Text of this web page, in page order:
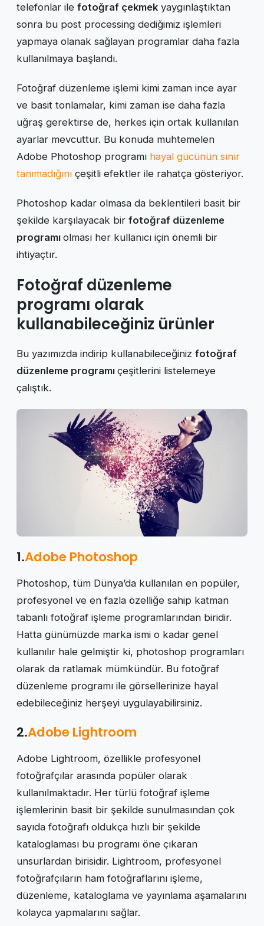
telefonlar ile fotoğraf çekmek yaygınlaştıktan
sonra bu post processing dediğimiz işlemleri
yapmaya olanak sağlayan programlar daha fazla
kullanılmaya başlandı.
Fotoğraf düzenleme işlemi kimi zaman ince ayar
ve basit tonlamalar, kimi zaman ise daha fazla
uğraş gerektirse de, herkes için ortak kullanılan
ayarlar mevcuttur. Bu konuda muhtemelen
Adobe Photoshop programı hayal gücünün sınır
tanımadığını çeşitli efektler ile rahatça gösteriyor.
Photoshop kadar olmasa da beklentileri basit bir
şekilde karşılayacak bir fotoğraf düzenleme
programı olması her kullanıcı için önemli bir
ihtiyaçtır.
Fotoğraf düzenleme
programı olarak
kullanabileceğiniz ürünler
Bu yazımızda indirip kullanabileceğiniz fotoğraf
düzenleme programı çeşitlerini listelemeye
çalıştık.
1.Adobe Photoshop
Photoshop, tüm Dünya’da kullanılan en popüler,
profesyonel ve en fazla özelliğe sahip katman
tabanlı fotoğraf işleme programlarından biridir.
Hatta günümüzde marka ismi o kadar genel
kullanılır hale gelmiştir ki, photoshop programları
olarak da ratlamak mümkündür. Bu fotoğraf
düzenleme programı ile görsellerinize hayal
edebileceğiniz herşeyi uygulayabilirsiniz.
2.Adobe Lightroom
Adobe Lightroom, özellikle profesyonel
fotoğrafçılar arasında popüler olarak
kullanılmaktadır. Her türlü fotoğraf işleme
işlemlerinin basit bir şekilde sunulmasından çok
sayıda fotoğrafı oldukça hızlı bir şekilde
kataloglaması bu programı öne çıkaran
unsurlardan birisidir. Lightroom, profesyonel
fotoğrafçıların ham fotoğraflarını işleme,
düzenleme, kataloglama ve yayınlama aşamalarını
kolayca yapmalarını sağlar.